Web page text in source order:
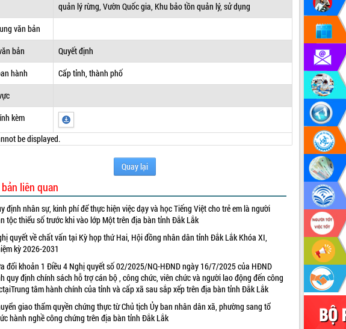
quản lý rừng, Vườn Quốc gia, Khu bảo tồn quản lý, sử dụng
văn bản
bản
Quyết định
hành
Cấp tỉnh, thành phố
kèm
be displayed.
Quay lại
liên quan
định nhân sự, kinh phí để thực hiện việc dạy và học Tiếng Việt cho trẻ em là người
tộc thiểu số trước khi vào lớp Một trên địa bàn tỉnh Đắk Lắk
quyết về chất vấn tại Kỳ họp thứ Hai, Hội đồng nhân dân tỉnh Đắk Lắk Khóa XI,
kỳ 2026-2031
đổi khoản 1 Điều 4 Nghị quyết số 02/2025/NQ-HĐND ngày 16/7/2025 của HĐND
quy định chính sách hỗ trợ cán bộ , công chức, viên chức và người lao động đến công
tâm hành chính của tỉnh và cấp xã sau sắp xếp trên địa bàn tỉnh Đắk Lắk
giao thẩm quyền chứng thực từ Chủ tịch Ủy ban nhân dân xã, phường sang tổ
hành nghề công chứng trên địa bàn tỉnh Đắk Lắk